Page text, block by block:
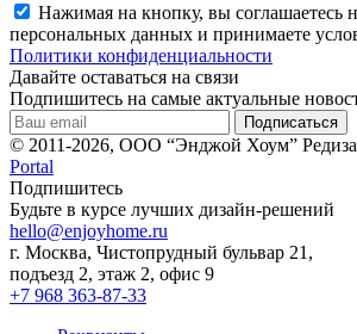
Нажимая на кнопку, вы соглашаетесь
персональных данных и принимаете
Политики конфиденциальности
Давайте оставаться на связи
Подпишитесь на самые актуальные
© 2011-2026, ООО “Энджой Хоум”
Portal
Подпишитесь
Будьте в курсе лучших дизайн-решений
hello@enjoyhome.ru
г. Москва, Чистопрудный бульвар 21,
подъезд 2, этаж 2, офис 9
+7 968 363-87-33